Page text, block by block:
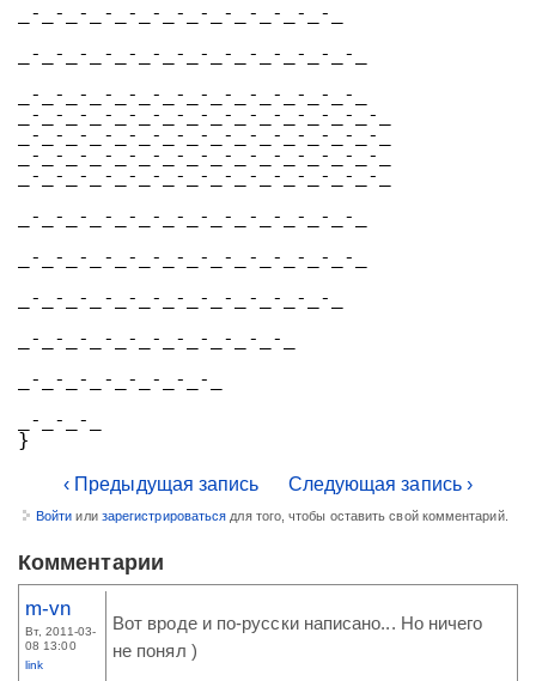
_-_-_-_-_-_-_-_-_-_-_-_-_-_
_-_-_-_-_-_-_-_-_-_-_-_-_-_-_
_-_-_-_-_-_-_-_-_-_-_-_-_-_-_
_-_-_-_-_-_-_-_-_-_-_-_-_-_-_-_
_-_-_-_-_-_-_-_-_-_-_-_-_-_-_-_
_-_-_-_-_-_-_-_-_-_-_-_-_-_-_-_
_-_-_-_-_-_-_-_-_-_-_-_-_-_-_-_
_-_-_-_-_-_-_-_-_-_-_-_-_-_-_
_-_-_-_-_-_-_-_-_-_-_-_-_-_-_
_-_-_-_-_-_-_-_-_-_-_-_-_-_
_-_-_-_-_-_-_-_-_-_-_-_
_-_-_-_-_-_-_-_-_
_-_-_-_
}
‹ Предыдущая запись Следующая запись ›
Войти или зарегистрироваться для того, чтобы оставить свой комментарий.
Комментарии
m-vn
Вт, 2011-03-
08 13:00
link
Вот вроде и по-русски написано... Но ничего
не понял )